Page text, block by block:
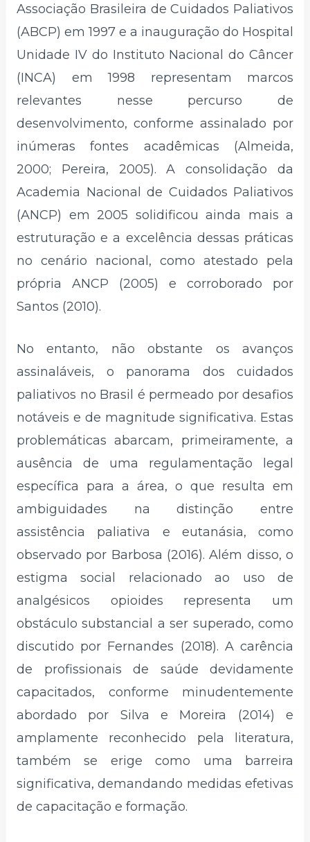
Associação Brasileira de Cuidados Paliativos
(ABCP) em 1997 e a inauguração do Hospital
Unidade IV do Instituto Nacional do Câncer
(INCA) em 1998 representam marcos
relevantes nesse percurso de
desenvolvimento, conforme assinalado por
inúmeras fontes acadêmicas (Almeida,
2000; Pereira, 2005). A consolidação da
Academia Nacional de Cuidados Paliativos
(ANCP) em 2005 solidificou ainda mais a
estruturação e a excelência dessas práticas
no cenário nacional, como atestado pela
própria ANCP (2005) e corroborado por
Santos (2010).
No entanto, não obstante os avanços
assinaláveis, o panorama dos cuidados
paliativos no Brasil é permeado por desafios
notáveis e de magnitude significativa. Estas
problemáticas abarcam, primeiramente, a
ausência de uma regulamentação legal
específica para a área, o que resulta em
ambiguidades na distinção entre
assistência paliativa e eutanásia, como
observado por Barbosa (2016). Além disso, o
estigma social relacionado ao uso de
analgésicos opioides representa um
obstáculo substancial a ser superado, como
discutido por Fernandes (2018). A carência
de profissionais de saúde devidamente
capacitados, conforme minudentemente
abordado por Silva e Moreira (2014) e
amplamente reconhecido pela literatura,
também se erige como uma barreira
significativa, demandando medidas efetivas
de capacitação e formação.